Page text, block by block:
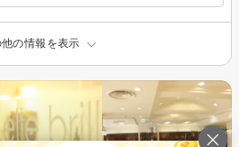
他の情報を表示